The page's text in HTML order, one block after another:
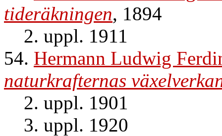
tideräkningen, 1894
2. uppl. 1911
54. Hermann Ludwig
naturkrafternas
2. uppl. 1901
3. uppl. 1920